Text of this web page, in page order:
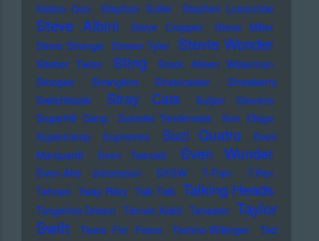
Status Quo
Stephan Sulke Stephen Luscombe
Steve Albini Steve Cropper
Steve Miller
Steve Strange Steven Tyler Stevie Wonder
Stieber Twins Sting
Stock Aitken Waterman
Stooges
Stranglers Stratocaster
Strawberry
Switchblade
Stray Cats
Sufjan Stevens
Sugarhill Gang
Suicidal Tendencies
Sun Diego
Supertramp
Supremes Suzi Quatro
Sven
Marquardt
Sven Tasnadi Sven Wunder
Sven-Ake Johansson SXSW T-Pain
T.Rex
Tahnee Talay Riley Talk Talk Talking Heads
Tangerine Dream Tanner Adell Tarwater Taylor
Swift
Tears For Fears Techno-Wikinger
Ted